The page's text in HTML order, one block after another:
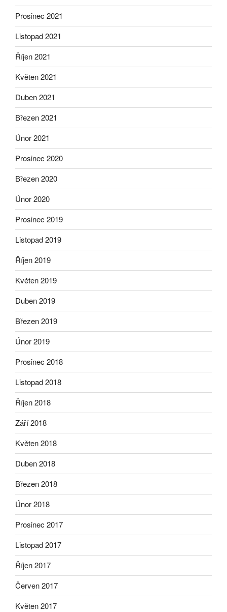
Prosinec 2021
Listopad 2021
Říjen 2021
Květen 2021
Duben 2021
Březen 2021
Únor 2021
Prosinec 2020
Březen 2020
Únor 2020
Prosinec 2019
Listopad 2019
Říjen 2019
Květen 2019
Duben 2019
Březen 2019
Únor 2019
Prosinec 2018
Listopad 2018
Říjen 2018
Září 2018
Květen 2018
Duben 2018
Březen 2018
Únor 2018
Prosinec 2017
Listopad 2017
Říjen 2017
Červen 2017
Květen 2017